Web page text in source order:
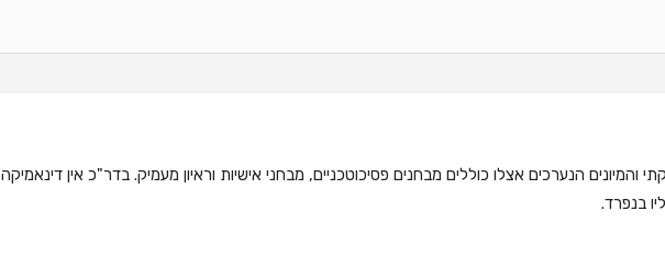
והמיונים הנערכים אצלו כוללים מבחנים פסיכוטכניים, מבחני אישיות וראיון מעמיק. בדר"כ אין דינאמיקה
בנפרד.